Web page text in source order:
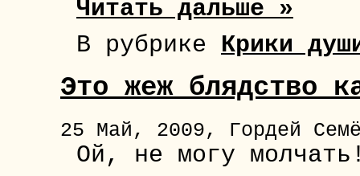
Читать дальше »
В рубрике Крики
Это жеж блядство
25 Май, 2009, Гордей
Ой, не могу